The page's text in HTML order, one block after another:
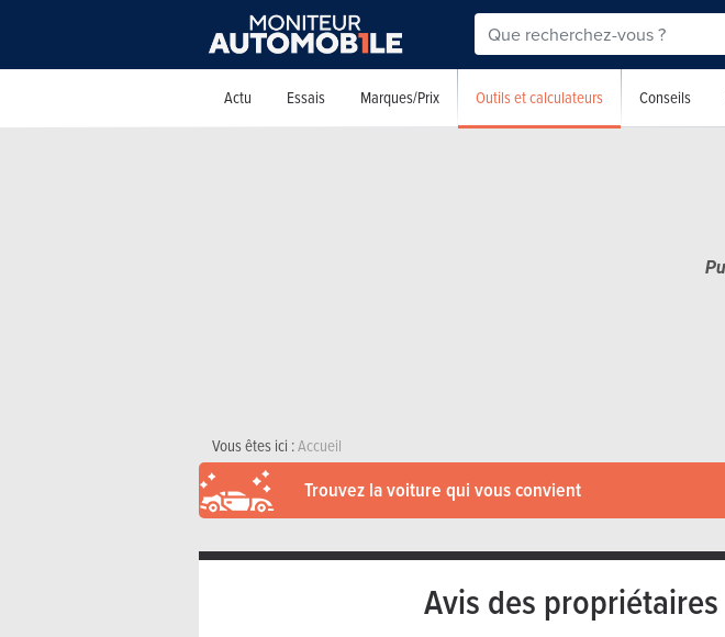
Actu Essais Marques/Prix Outils et calculateurs Conseils
Vous êtes ici :Accueil
Trouvez la voiture qui vous convient
Avis des propriétaires